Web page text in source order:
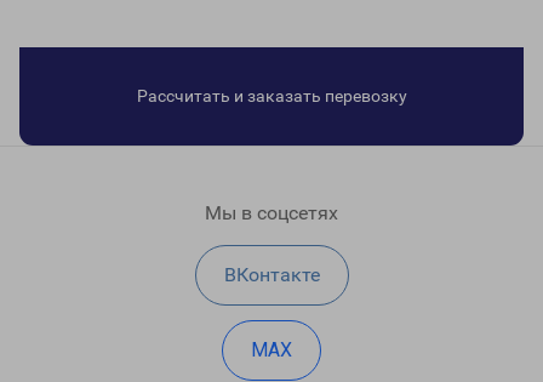
Рассчитать и заказать перевозку
Мы в соцсетях
ВКонтакте
MAX